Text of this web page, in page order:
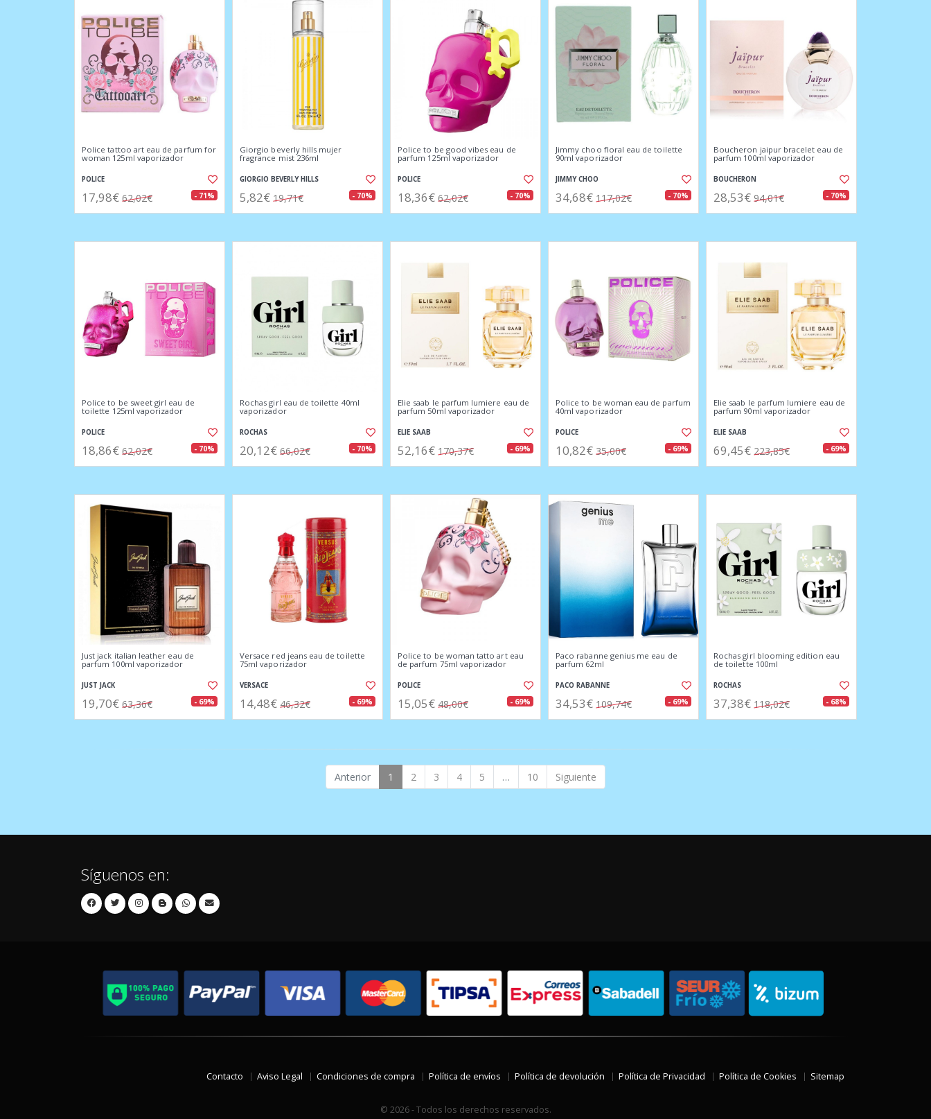
Police tattoo art eau de parfum for
woman 125ml vaporizador
POLICE
17,98€ 62,02€ - 71%
Giorgio beverly hills mujer
fragrance mist 236ml
GIORGIO BEVERLY HILLS
5,82€ 19,71€ - 70%
Police to be good vibes eau de
parfum 125ml vaporizador
POLICE
18,36€ 62,02€ - 70%
Jimmy choo floral eau de toilette
90ml vaporizador
JIMMY CHOO
34,68€ 117,02€ - 70%
Boucheron jaipur bracelet eau de
parfum 100ml vaporizador
BOUCHERON
28,53€ 94,01€ - 70%
Police to be sweet girl eau de
toilette 125ml vaporizador
POLICE
18,86€ 62,02€ - 70%
Rochas girl eau de toilette 40ml
vaporizador
ROCHAS
20,12€ 66,02€ - 70%
Elie saab le parfum lumiere eau de
parfum 50ml vaporizador
ELIE SAAB
52,16€ 170,37€ - 69%
Police to be woman eau de parfum
40ml vaporizador
POLICE
10,82€ 35,00€ - 69%
Elie saab le parfum lumiere eau de
parfum 90ml vaporizador
ELIE SAAB
69,45€ 223,85€ - 69%
Just jack italian leather eau de
parfum 100ml vaporizador
JUST JACK
19,70€ 63,36€ - 69%
Versace red jeans eau de toilette
75ml vaporizador
VERSACE
14,48€ 46,32€ - 69%
Police to be woman tatto art eau
de parfum 75ml vaporizador
POLICE
15,05€ 48,00€ - 69%
Paco rabanne genius me eau de
parfum 62ml
PACO RABANNE
34,53€ 109,74€ - 69%
Rochas girl blooming edition eau
de toilette 100ml
ROCHAS
37,38€ 118,02€ - 68%
Anterior 1 2 3 4 5 … 10 Siguiente
Síguenos en:
Contacto Aviso Legal Condiciones de compra Política de envíos Política de devolución Política de Privacidad Política de Cookies Sitemap
© 2026 - Todos los derechos reservados.